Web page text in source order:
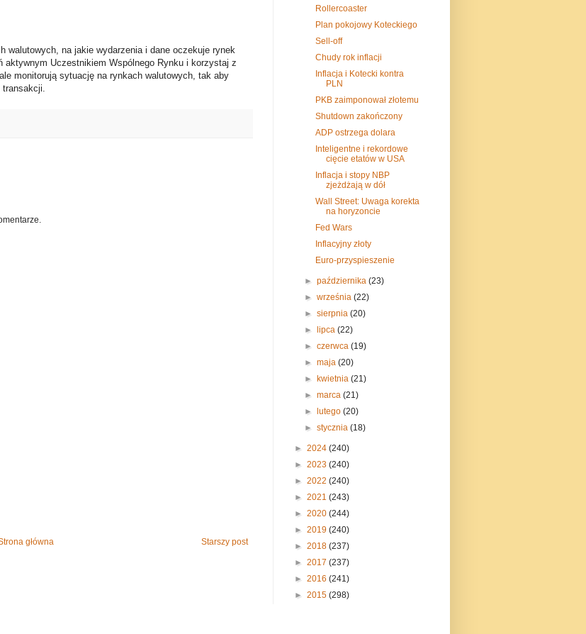
walutowych, na jakie wydarzenia i dane oczekuje rynek
aktywnym Uczestnikiem Wspólnego Rynku i korzystaj z
monitorują sytuację na rynkach walutowych, tak aby
Starszy post
główna
Rollercoaster
Plan pokojowy Koteckiego
Sell-off
Chudy rok inflacji
Inflacja i Kotecki kontra
PLN
PKB zaimponował złotemu
Shutdown zakończony
ADP ostrzega dolara
Inteligentne i rekordowe
cięcie etatów w USA
Inflacja i stopy NBP
zjeżdżają w dół
Wall Street: Uwaga korekta
na horyzoncie
Fed Wars
Inflacyjny złoty
Euro-przyspieszenie
►października(23)
►września(22)
►sierpnia(20)
►lipca(22)
►czerwca(19)
►maja(20)
►kwietnia(21)
►marca(21)
►lutego(20)
►stycznia(18)
► 2024 (240)
► 2023 (240)
► 2022 (240)
► 2021 (243)
► 2020 (244)
► 2019 (240)
► 2018 (237)
► 2017 (237)
► 2016 (241)
► 2015 (298)